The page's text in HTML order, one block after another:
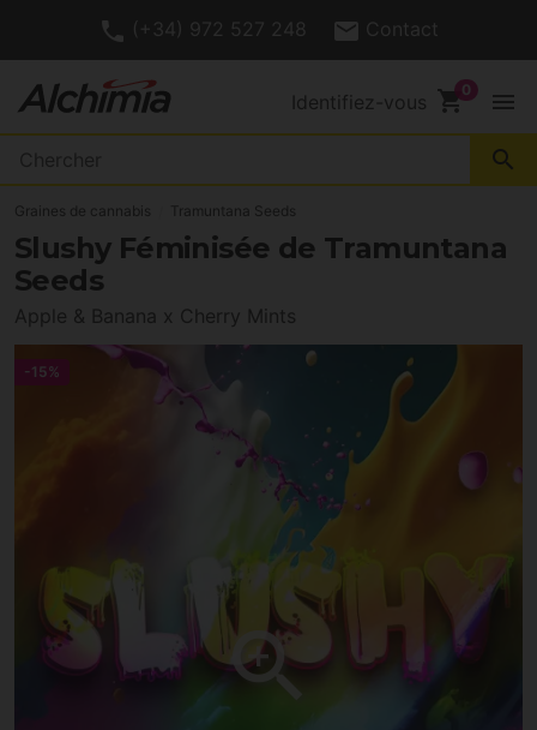
(+34) 972 527 248 Contact
Identifiez-vous shopping_cart menu
search
Graines de cannabis Tramuntana Seeds
Slushy Féminisée de Tramuntana
Seeds
Apple & Banana x Cherry Mints
-15%